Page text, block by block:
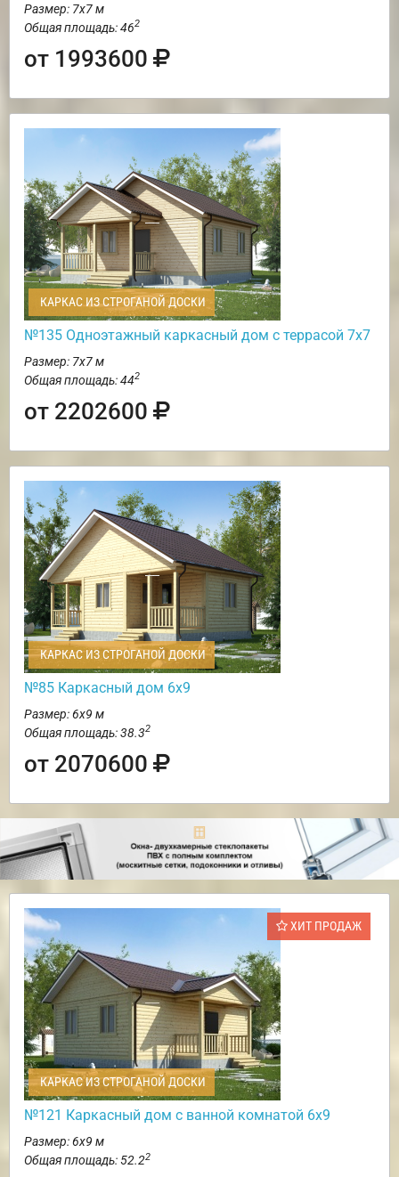
Размер: 7х7 м
Общая площадь: 462
от 1993600
КАРКАС ИЗ СТРОГАНОЙ ДОСКИ
№135 Одноэтажный каркасный дом с террасой 7х7
Размер: 7х7 м
Общая площадь: 442
от 2202600
КАРКАС ИЗ СТРОГАНОЙ ДОСКИ
№85 Каркасный дом 6х9
Размер: 6х9 м
Общая площадь: 38.32
от 2070600
ХИТ ПРОДАЖ
КАРКАС ИЗ СТРОГАНОЙ ДОСКИ
№121 Каркасный дом с ванной комнатой 6х9
Размер: 6х9 м
Общая площадь: 52.22